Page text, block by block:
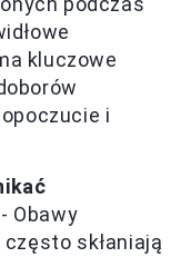
kluczowe
i
- Obawy
skłaniają